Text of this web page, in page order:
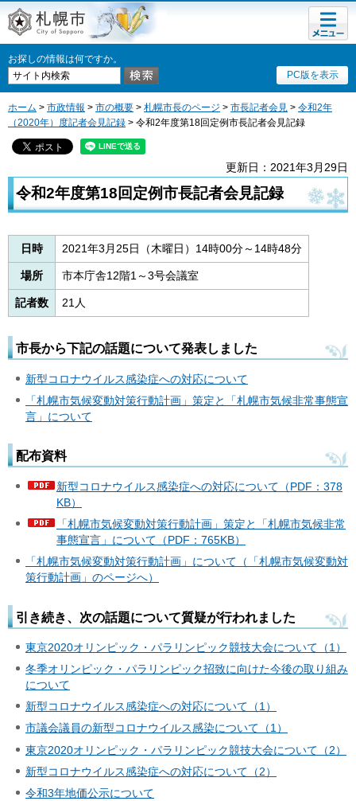
札幌市
お探しの情報は何ですか。
PC版を表示
メニュ
ー
ホーム > 市政情報 > 市の概要 > 札幌市長のページ > 市長記者会見 > 令和2年
（2020年）度記者会見記録 > 令和2年度第18回定例市長記者会見記録
更新日：2021年3月29日
令和2年度第18回定例市長記者会見記録
日時 2021年3月25日（木曜日）14時00分～14時48分
場所 市本庁舎12階1～3号会議室
記者数 21人
市長から下記の話題について発表しました
新型コロナウイルス感染症への対応について
「札幌市気候変動対策行動計画」策定と「札幌市気候非常事態宣
言」について
配布資料
新型コロナウイルス感染症への対応について（PDF：378
KB）
「札幌市気候変動対策行動計画」策定と「札幌市気候非常
事態宣言」について（PDF：765KB）
「札幌市気候変動対策行動計画」について（「札幌市気候変動対
策行動計画」のページへ）
引き続き、次の話題について質疑が行われました
東京2020オリンピック・パラリンピック競技大会について（1）
冬季オリンピック・パラリンピック招致に向けた今後の取り組み
について
新型コロナウイルス感染症への対応について（1）
市議会議員の新型コロナウイルス感染について（1）
東京2020オリンピック・パラリンピック競技大会について（2）
新型コロナウイルス感染症への対応について（2）
令和3年地価公示について